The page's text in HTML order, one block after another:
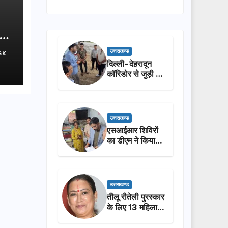
उत्तराखण्ड
दिल्ली-देहरादून
कॉरिडोर से जुड़ी 12
उत्तराखण्ड
एसआईआर शिविरों
का डीएम ने किया
उत्तराखण्ड
तीलू रौतेली पुरस्कार
के लिए 13 महिलाओं